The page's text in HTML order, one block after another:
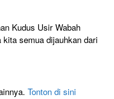
Kudus Usir Wabah
semua dijauhkan dari
Tonton di sini